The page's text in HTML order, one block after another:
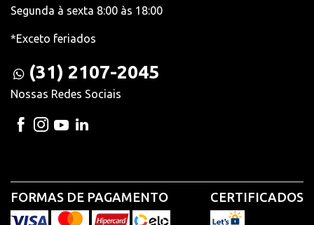
Segunda à sexta 8:00 às 18:00
*Exceto feriados
(31) 2107-2045
Nossas Redes Sociais
FORMAS DE PAGAMENTO CERTIFICADOS